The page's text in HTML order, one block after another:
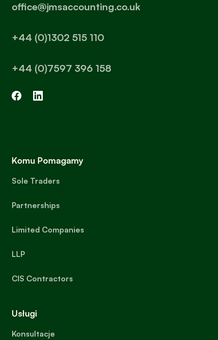
office@jmsaccounting.co.uk
+44 (0)1302 515 110
+44 (0)7597 396 158
Komu Pomagamy
Sole Traders
Partnerships
Limited Companies
LLP
CIS Contractors
Usługi
Konsultacje